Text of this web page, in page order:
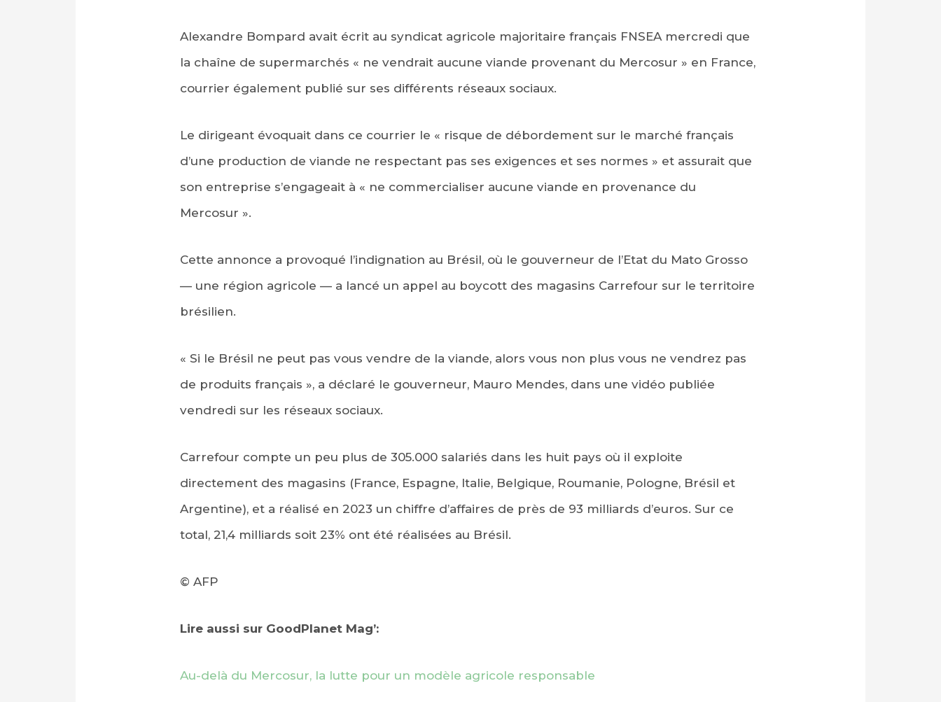
Alexandre Bompard avait écrit au syndicat agricole majoritaire français FNSEA mercredi que
la chaîne de supermarchés « ne vendrait aucune viande provenant du Mercosur » en France,
courrier également publié sur ses différents réseaux sociaux.
Le dirigeant évoquait dans ce courrier le « risque de débordement sur le marché français
d’une production de viande ne respectant pas ses exigences et ses normes » et assurait que
son entreprise s’engageait à « ne commercialiser aucune viande en provenance du
Mercosur ».
Cette annonce a provoqué l’indignation au Brésil, où le gouverneur de l’Etat du Mato Grosso
— une région agricole — a lancé un appel au boycott des magasins Carrefour sur le territoire
brésilien.
« Si le Brésil ne peut pas vous vendre de la viande, alors vous non plus vous ne vendrez pas
de produits français », a déclaré le gouverneur, Mauro Mendes, dans une vidéo publiée
vendredi sur les réseaux sociaux.
Carrefour compte un peu plus de 305.000 salariés dans les huit pays où il exploite
directement des magasins (France, Espagne, Italie, Belgique, Roumanie, Pologne, Brésil et
Argentine), et a réalisé en 2023 un chiffre d’affaires de près de 93 milliards d’euros. Sur ce
total, 21,4 milliards soit 23% ont été réalisées au Brésil.
© AFP
Lire aussi sur GoodPlanet Mag’:
Au-delà du Mercosur, la lutte pour un modèle agricole responsable